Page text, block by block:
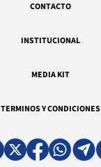
CONTACTO
INSTITUCIONAL
MEDIA KIT
TERMINOS Y CONDICIONES